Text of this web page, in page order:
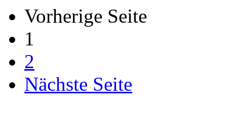
Vorherige Seite
1
2
Nächste Seite